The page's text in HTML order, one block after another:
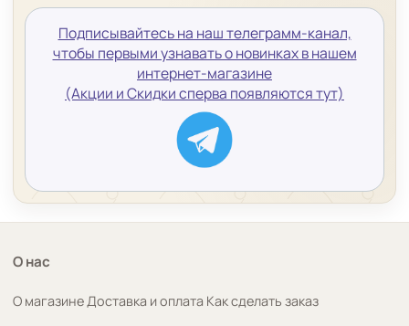
Подписывайтесь на наш телеграмм-канал,
чтобы первыми узнавать о новинках в нашем
интернет-магазине
(Акции и Скидки сперва появляются тут)
О нас
О магазинеДоставка и оплата Как сделать заказ